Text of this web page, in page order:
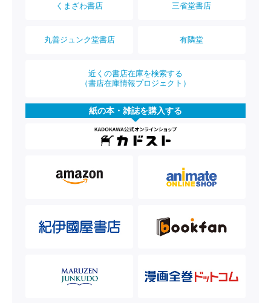
くまざわ書店 三省堂書店
丸善ジュンク堂書店 有隣堂
近くの書店在庫を検索する
（書店在庫情報プロジェクト）
紙の本・雑誌を購入する